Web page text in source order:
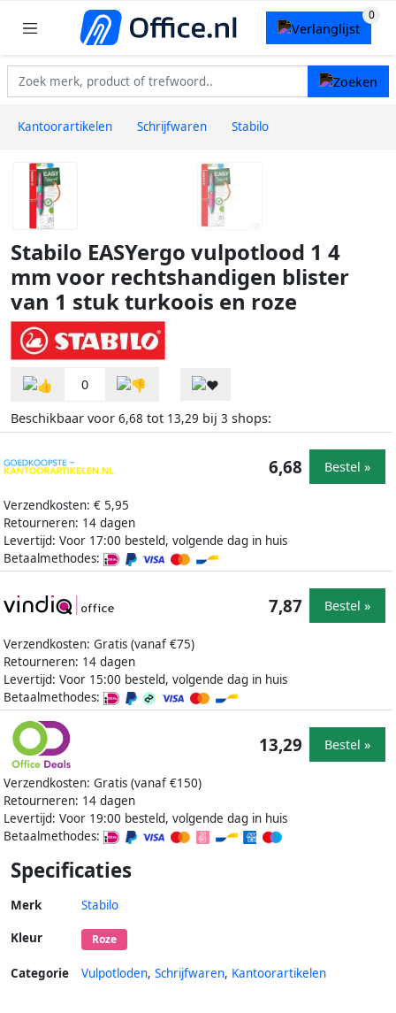
Kantoorartikelen Schrijfwaren Stabilo
Stabilo EASYergo vulpotlood 1 4
mm voor rechtshandigen blister
van 1 stuk turkoois en roze
0
Beschikbaar voor 6,68 tot 13,29 bij 3 shops:
Verzendkosten: € 5,95
Retourneren: 14 dagen
Levertijd: Voor 17:00 besteld, volgende dag in huis
Betaalmethodes:
6,68 Bestel »
Verzendkosten: Gratis (vanaf €75)
Retourneren: 14 dagen
Levertijd: Voor 15:00 besteld, volgende dag in huis
Betaalmethodes:
7,87 Bestel »
Verzendkosten: Gratis (vanaf €150)
Retourneren: 14 dagen
Levertijd: Voor 19:00 besteld, volgende dag in huis
Betaalmethodes:
13,29 Bestel »
Specificaties
Merk Stabilo
Kleur Roze
Categorie Vulpotloden, Schrijfwaren, Kantoorartikelen